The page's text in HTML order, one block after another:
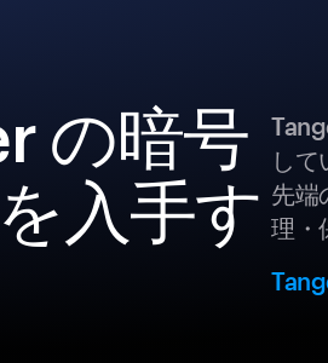
の暗号
入手す
し
先端
理・